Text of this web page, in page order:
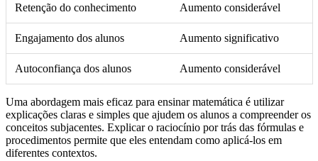
Retenção do conhecimento Aumento considerável
Engajamento dos alunos Aumento significativo
Autoconfiança dos alunos Aumento considerável
Uma abordagem mais eficaz para ensinar matemática é utilizar
explicações claras e simples que ajudem os alunos a compreender os
conceitos subjacentes. Explicar o raciocínio por trás das fórmulas e
procedimentos permite que eles entendam como aplicá-los em
diferentes contextos.